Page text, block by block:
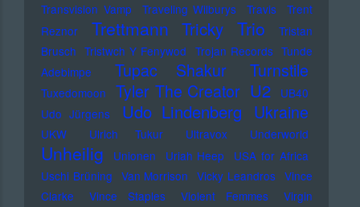
Transvision Vamp
Traveling Wilburys Travis
Trent
Reznor
Trettmann Tricky Trio
Tristan
Brusch Tristwch Y Fenywod Trojan Records Tunde
Adebimpe
Tupac Shakur Turnstile
Tuxedomoon Tyler The Creator U2
UB40
Udo Jürgens
Udo Lindenberg Ukraine
UKW Ulrich Tukur Ultravox Underworld
Unheilig Unionen Uriah Heep
USA for Africa
Uschi Brüning Van Morrison Vicky Leandros Vince
Clarke
Vince Staples Violent Femmes
Virgin